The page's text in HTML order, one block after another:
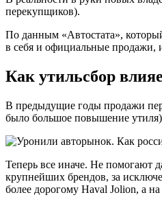
перекупщиков).
По данным «Автостата»,
в себя и официальные продажи,
Как утильсбор
В предыдущие годы продажи
было большое повышение утиля)
Теперь все иначе. Не помогают
крупнейших брендов, за
более дорогому Haval Jolion, а